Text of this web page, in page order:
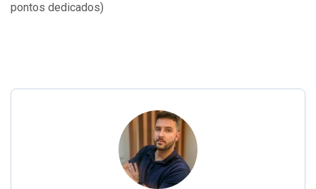
pontos dedicados)